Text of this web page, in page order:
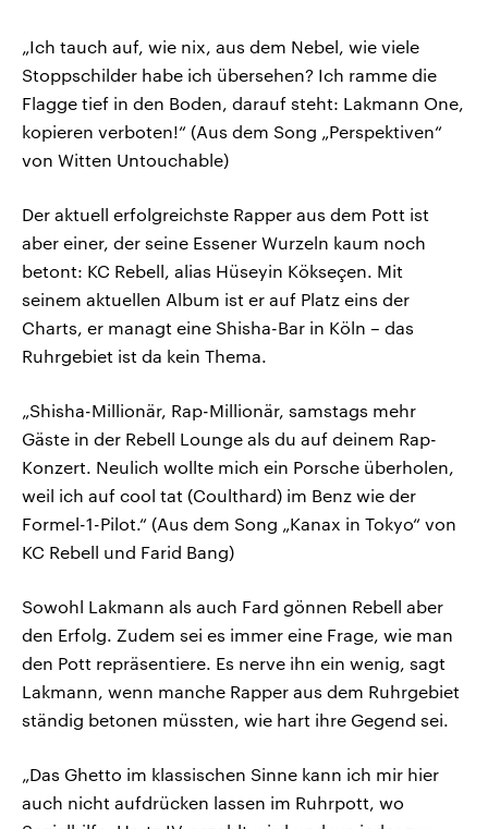
„Ich tauch auf, wie nix, aus dem Nebel, wie viele
Stoppschilder habe ich übersehen? Ich ramme die
Flagge tief in den Boden, darauf steht: Lakmann One,
kopieren verboten!“ (Aus dem Song „Perspektiven“
von Witten Untouchable)
Der aktuell erfolgreichste Rapper aus dem Pott ist
aber einer, der seine Essener Wurzeln kaum noch
betont: KC Rebell, alias Hüseyin Kökseçen. Mit
seinem aktuellen Album ist er auf Platz eins der
Charts, er managt eine Shisha-Bar in Köln – das
Ruhrgebiet ist da kein Thema.
„Shisha-Millionär, Rap-Millionär, samstags mehr
Gäste in der Rebell Lounge als du auf deinem Rap-
Konzert. Neulich wollte mich ein Porsche überholen,
weil ich auf cool tat (Coulthard) im Benz wie der
Formel-1-Pilot.“ (Aus dem Song „Kanax in Tokyo“ von
KC Rebell und Farid Bang)
Sowohl Lakmann als auch Fard gönnen Rebell aber
den Erfolg. Zudem sei es immer eine Frage, wie man
den Pott repräsentiere. Es nerve ihn ein wenig, sagt
Lakmann, wenn manche Rapper aus dem Ruhrgebiet
ständig betonen müssten, wie hart ihre Gegend sei.
„Das Ghetto im klassischen Sinne kann ich mir hier
auch nicht aufdrücken lassen im Ruhrpott, wo